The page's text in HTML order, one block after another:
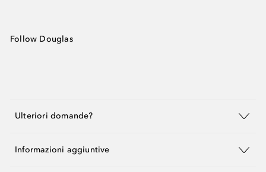
Follow Douglas
Ulteriori domande?
Informazioni aggiuntive